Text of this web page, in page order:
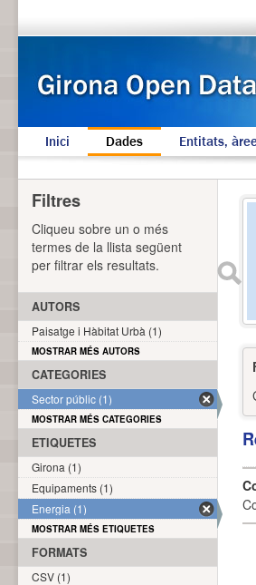
Inici Dades Entitats,
Filtres
Cliqueu sobre un o més
termes de la llista següent
per filtrar els resultats.
AUTORS
Paisatge i Hàbitat Urbà (1)
MOSTRAR MÉS AUTORS
CATEGORIES
Sector públic (1)
MOSTRAR MÉS CATEGORIES
ETIQUETES
Girona (1)
Equipaments (1)
Energia (1)
MOSTRAR MÉS ETIQUETES
FORMATS
CSV (1)